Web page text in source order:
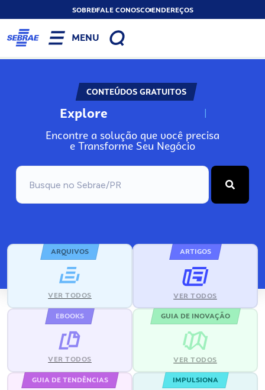
SOBREFALE CONOSCOENDEREÇOS
MENU
CONTEÚDOS GRATUITOS
Explore N
Encontre a solução que você precisa
e Transforme Seu Negócio
ARQUIVOS
VER TODOS
ARTIGOS
VER TODOS
EBOOKS
VER TODOS
GUIA DE INOVAÇÃO
VER TODOS
GUIA DE TENDÊNCIAS IMPULSIONA